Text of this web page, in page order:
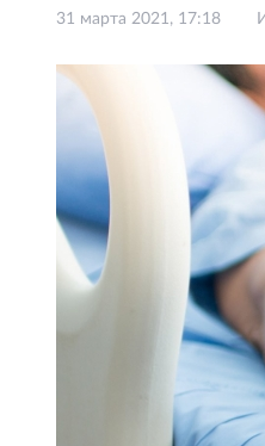
31 марта 2021, 17:18